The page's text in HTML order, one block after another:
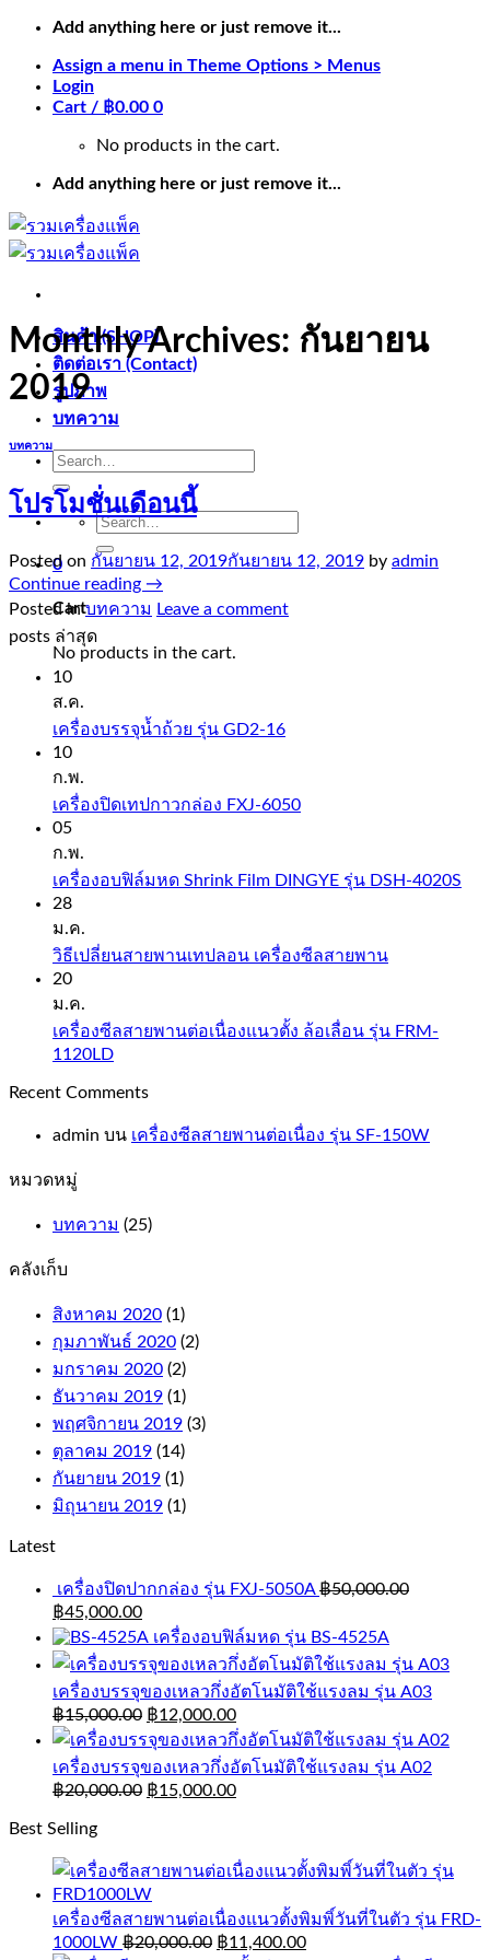
Skip
content
Add anything here or just remove it...
Assign a menu in Theme Options > Menus
Login
Cart / ฿0.00 0
No products in the cart.
Add anything here or just remove it...
สินค้า (SHOP)
ติดต่อเรา (Contact)
รูปภาพ
บทความ
Search
Search
0
Cart
No products in the cart.
Monthly Archives: กันยายน
2019
บทความ
โปรโมชั่นเดือนนี้
Posted on กันยายน 12, 2019กันยายน 12, 2019 by admin
Continue reading →
Posted inบทความ Leave a comment
posts ล่าสุด
10
ส.ค.
เครื่องบรรจุน้ำถ้วย รุ่น GD2-16
10
ก.พ.
เครื่องปิดเทปกาวกล่อง FXJ-6050
05
ก.พ.
เครื่องอบฟิล์มหด Shrink Film DINGYE รุ่น DSH-4020S
28
ม.ค.
วิธีเปลี่ยนสายพานเทปลอน เครื่องซีลสายพาน
20
ม.ค.
เครื่องซีลสายพานต่อเนื่องแนวตั้ง ล้อเลื่อน รุ่น FRM-
1120LD
Recent Comments
admin บน เครื่องซีลสายพานต่อเนื่อง รุ่น SF-150W
หมวดหมู่
บทความ (25)
คลังเก็บ
สิงหาคม 2020 (1)
กุมภาพันธ์ 2020 (2)
มกราคม 2020 (2)
ธันวาคม 2019 (1)
พฤศจิกายน 2019 (3)
ตุลาคม 2019 (14)
กันยายน 2019 (1)
มิถุนายน 2019 (1)
Latest
เครื่องปิดปากกล่อง รุ่น FXJ-5050A ฿50,000.00
฿45,000.00
เครื่องอบฟิล์มหด รุ่น BS-4525A
เครื่องบรรจุของเหลวกึ่งอัตโนมัติใช้แรงลม รุ่น A03
฿15,000.00 ฿12,000.00
เครื่องบรรจุของเหลวกึ่งอัตโนมัติใช้แรงลม รุ่น A02
฿20,000.00 ฿15,000.00
Best Selling
เครื่องซีลสายพานต่อเนื่องแนวตั้งพิมพิ์วันที่ในตัว รุ่น FRD-
1000LW ฿20,000.00 ฿11,400.00